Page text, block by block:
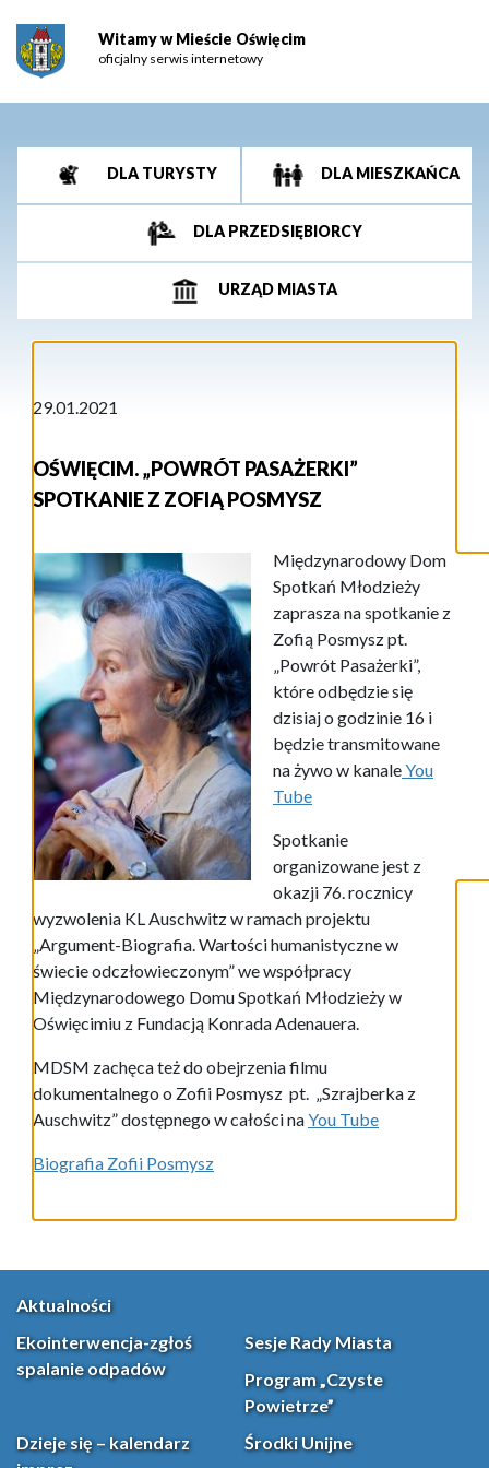
Witamy w Mieście Oświęcim
oficjalny serwis internetowy
DLA TURYSTY DLA MIESZKAŃCA
DLA PRZEDSIĘBIORCY
URZĄD MIASTA
29.01.2021
OŚWIĘCIM. „POWRÓT PASAŻERKI”
SPOTKANIE Z ZOFIĄ POSMYSZ
Międzynarodowy Dom
Spotkań Młodzieży
zaprasza na spotkanie z
Zofią Posmysz pt.
„Powrót Pasażerki”,
które odbędzie się
dzisiaj o godzinie 16 i
będzie transmitowane
na żywo w kanaleYou
Tube
Spotkanie
organizowane jest z
okazji 76. rocznicy
wyzwolenia KL Auschwitz w ramach projektu
„Argument-Biografia. Wartości humanistyczne w
świecie odczłowieczonym” we współpracy
Międzynarodowego Domu Spotkań Młodzieży w
Oświęcimiu z Fundacją Konrada Adenauera.
MDSM zachęca też do obejrzenia filmu
dokumentalnego o Zofii Posmysz pt. „Szrajberka z
Auschwitz” dostępnego w całości naYou Tube
Biografia Zofii Posmysz
Aktualności
Ekointerwencja-zgłoś
spalanie odpadów
Sesje Rady Miasta
Program „Czyste
Powietrze”
Dzieje się – kalendarz
Środki Unijne